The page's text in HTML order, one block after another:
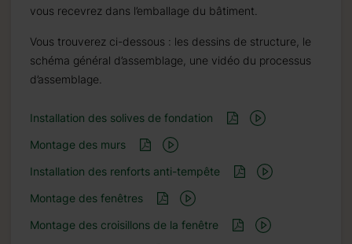
vous recevrez dans l’emballage du bâtiment.
Vous trouverez ci-dessous : les dessins de structure, le
schéma général d’assemblage, une vidéo du processus
d’assemblage.
Installation des solives de fondation
Montage des murs
Installation des renforts anti-tempête
Montage des fenêtres
Montage des croisillons de la fenêtre